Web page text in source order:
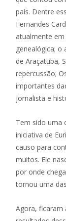
país. Dentre
Fernandes
atualmente
genealógica; o
de Araçatuba,
repercussão;
importantes
jornalista e
Tem sido uma
iniciativa de
causo para
muitos. Ele
por onde
tornou uma
Agora, ficaram